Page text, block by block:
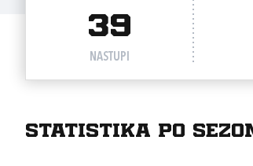
39
NASTUPI
Statistika po